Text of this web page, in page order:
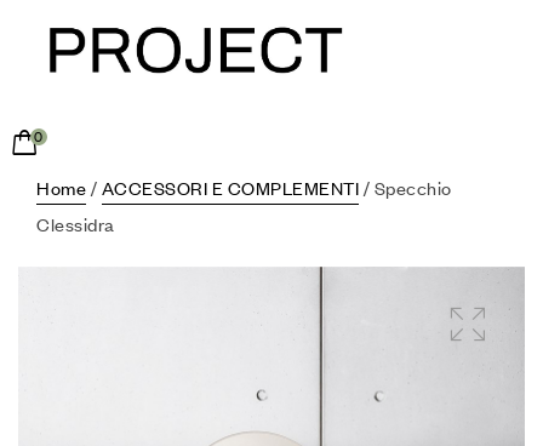
0
Home / ACCESSORI E COMPLEMENTI / Specchio
Clessidra